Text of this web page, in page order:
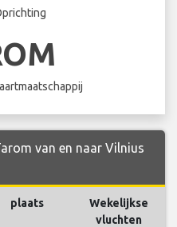
van en naar Vilnius
plaats
Wekelijkse
vluchten